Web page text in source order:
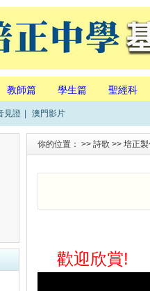
教師篇 學生篇 聖經科
見證 澳門影片
你的位置： >> 詩歌 >> 培正
歡迎欣賞!